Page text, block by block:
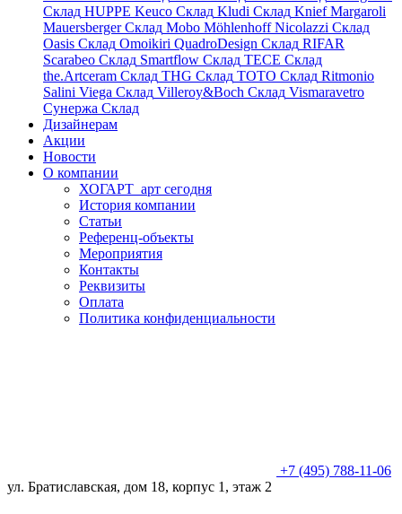
Склад HUPPE Keuco Склад Kludi Склад KniefMargaroli
MauersbergerСклад Mobo MöhlenhoffNicolazzi Склад
Oasis Склад Omoikiri QuadroDesign Склад RIFAR
Scarabeo Склад Smartflow Склад TECE Склад
the.Artceram Склад THG Склад TOTO Склад Ritmonio
Salini Viega Склад Villeroy&Boch Склад Vismaravetro
Сунержа Склад
Дизайнерам
Акции
Новости
О компании
ХОГАРТ_арт сегодня
История компании
Статьи
Референц-объекты
Мероприятия
Контакты
Реквизиты
Оплата
Политика конфиденциальности
+7 (495) 788-11-06
ул. Братиславская, дом 18, корпус 1, этаж 2